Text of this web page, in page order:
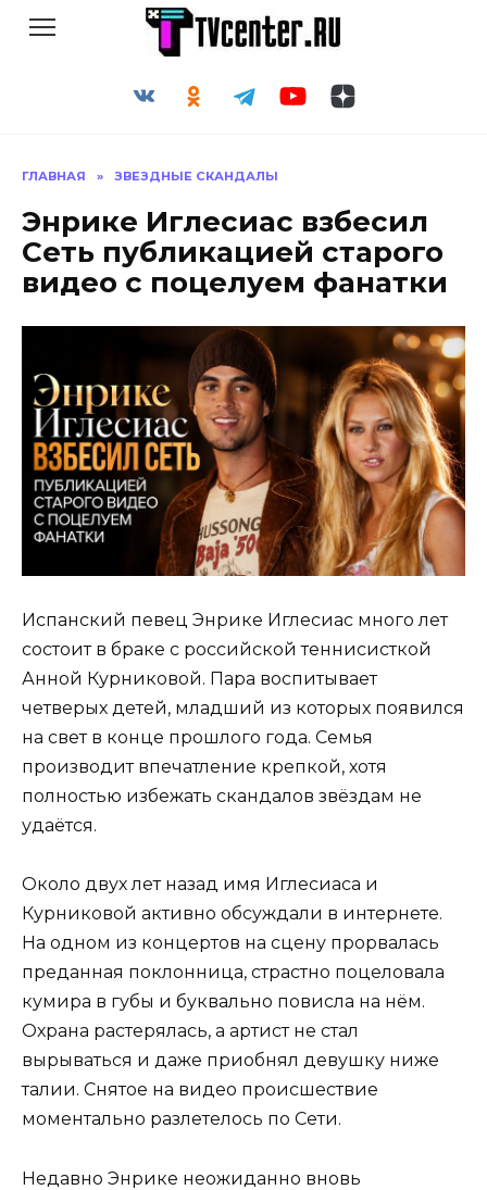
ГЛАВНАЯ » ЗВЕЗДНЫЕ СКАНДАЛЫ
Энрике Иглесиас взбесил
Сеть публикацией старого
видео с поцелуем фанатки
Испанский певец Энрике Иглесиас много лет
состоит в браке с российской теннисисткой
Анной Курниковой. Пара воспитывает
четверых детей, младший из которых появился
на свет в конце прошлого года. Семья
производит впечатление крепкой, хотя
полностью избежать скандалов звёздам не
удаётся.
Около двух лет назад имя Иглесиаса и
Курниковой активно обсуждали в интернете.
На одном из концертов на сцену прорвалась
преданная поклонница, страстно поцеловала
кумира в губы и буквально повисла на нём.
Охрана растерялась, а артист не стал
вырываться и даже приобнял девушку ниже
талии. Снятое на видео происшествие
моментально разлетелось по Сети.
Недавно Энрике неожиданно вновь